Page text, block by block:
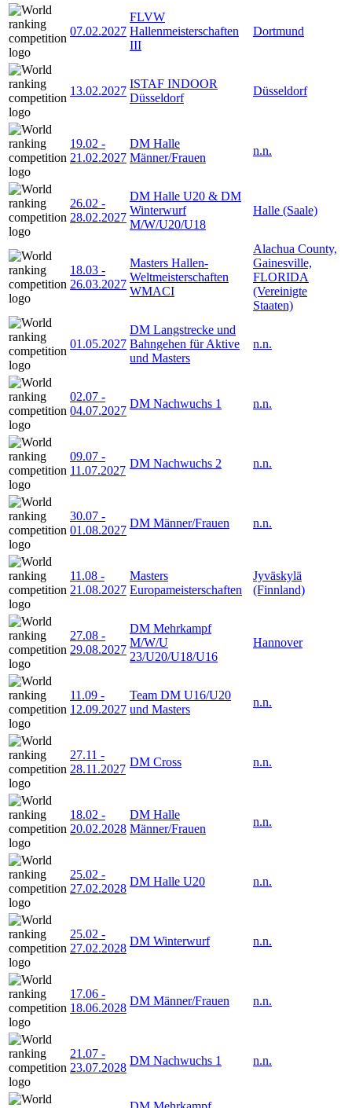
07.02.2027
FLVW
Hallenmeisterschaften
III
Dortmund
13.02.2027
ISTAF INDOOR
Düsseldorf
Düsseldorf
19.02 -
21.02.2027
DM Halle
Männer/Frauen
n.n.
26.02 -
28.02.2027
DM Halle U20 & DM
Winterwurf
M/W/U20/U18
Halle (Saale)
18.03 -
26.03.2027
Masters Hallen-
Weltmeisterschaften
WMACI
Alachua County,
Gainesville,
FLORIDA
(Vereinigte
Staaten)
01.05.2027
DM Langstrecke und
Bahngehen für Aktive
und Masters
n.n.
02.07 -
04.07.2027
DM Nachwuchs 1 n.n.
09.07 -
11.07.2027
DM Nachwuchs 2 n.n.
30.07 -
01.08.2027
DM Männer/Frauen n.n.
11.08 -
21.08.2027
Masters
Europameisterschaften
Jyväskylä
(Finnland)
27.08 -
29.08.2027
DM Mehrkampf
M/W/U
23/U20/U18/U16
Hannover
11.09 -
12.09.2027
Team DM U16/U20
und Masters
n.n.
27.11 -
28.11.2027
DM Cross n.n.
18.02 -
20.02.2028
DM Halle
Männer/Frauen
n.n.
25.02 -
27.02.2028
DM Halle U20 n.n.
25.02 -
27.02.2028
DM Winterwurf n.n.
17.06 -
18.06.2028
DM Männer/Frauen n.n.
21.07 -
23.07.2028
DM Nachwuchs 1 n.n.